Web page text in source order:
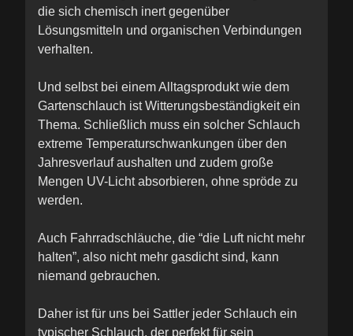
die sich chemisch inert gegenüber
Lösungsmitteln und organischen Verbindungen
verhalten.
Und selbst bei einem Alltagsprodukt wie dem
Gartenschlauch ist Witterungsbeständigkeit ein
Thema. Schließlich muss ein solcher Schlauch
extreme Temperaturschwankungen über den
Jahresverlauf aushalten und zudem große
Mengen UV-Licht absorbieren, ohne spröde zu
werden.
Auch Fahrradschläuche, die “die Luft nicht mehr
halten”, also nicht mehr gasdicht sind, kann
niemand gebrauchen.
Daher ist für uns bei Sattler jeder Schlauch ein
typischer Schlauch, der perfekt für sein